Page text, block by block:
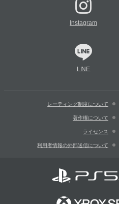
Instagram
LINE
レーティング制度について
著作権について
ライセンス
利用者情報の外部送信について